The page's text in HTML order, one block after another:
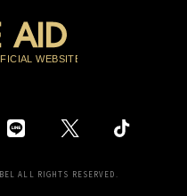
ALL RIGHTS RESERVED.